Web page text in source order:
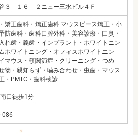
３－１６－２ニュー三水ビル４Ｆ
矯正歯科・矯正歯科 マウスピース矯正・小
防歯科・歯科口腔外科・美容診療・口臭・
れ歯・義歯・インプラント・ホワイトニン
ホワイトニング・オフィスホワイトニン
マウス・顎関節症・クリーニング・つめ
物・親知らず・噛み合わせ・虫歯・マウス
・PMTC・歯科検診
口徒歩1分
086